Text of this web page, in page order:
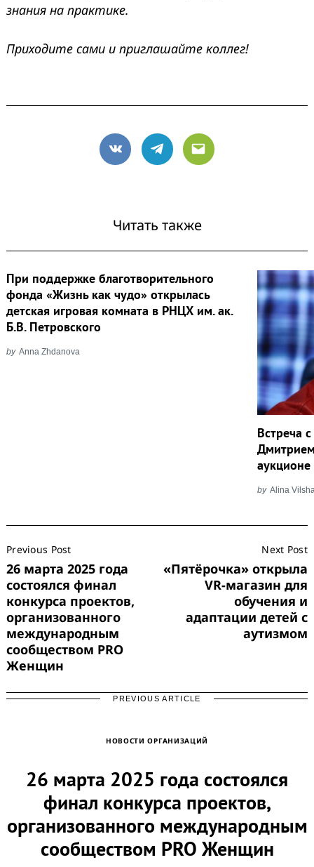
знания на практике.
Приходите сами и приглашайте коллег!
VK Telegram
Email
Читать также
При поддержке благотворительного
фонда «Жизнь как чудо» открылась
детская игровая комната в РНЦХ им. ак.
Б.В. Петровского
by Anna Zhdanova
Встреча
by Alina
Navigation
Previous Post
26 марта 2025 года
состоялся финал
конкурса проектов,
организованного
международным
сообществом PRO
Женщин
Next Post
«Пятёрочка» открыла
VR-магазин для
обучения и
адаптации детей с
аутизмом
PREVIOUS ARTICLE
НОВОСТИ ОРГАНИЗАЦИЙ
26 марта 2025 года состоялся
финал конкурса проектов,
организованного международным
сообществом PRO Женщин